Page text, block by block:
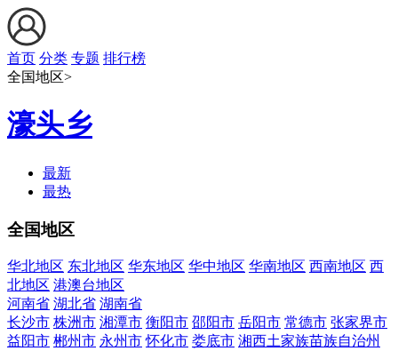
首页 分类 专题 排行榜
全国地区>
濠头乡
最新
最热
全国地区
华北地区 东北地区 华东地区 华中地区 华南地区 西南地区 西
北地区 港澳台地区
河南省 湖北省 湖南省
长沙市 株洲市 湘潭市 衡阳市 邵阳市 岳阳市 常德市 张家界市
益阳市 郴州市 永州市 怀化市 娄底市 湘西土家族苗族自治州